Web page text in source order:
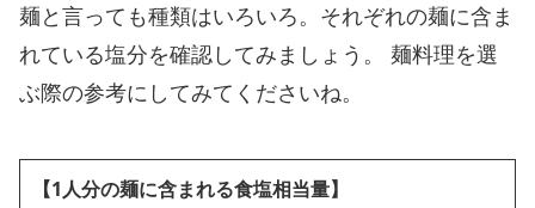
麺と言っても種類はいろいろ。それぞれの麺に含ま
れている塩分を確認してみましょう。 麺料理を選
ぶ際の参考にしてみてくださいね。
【1人分の麺に含まれる食塩相当量】